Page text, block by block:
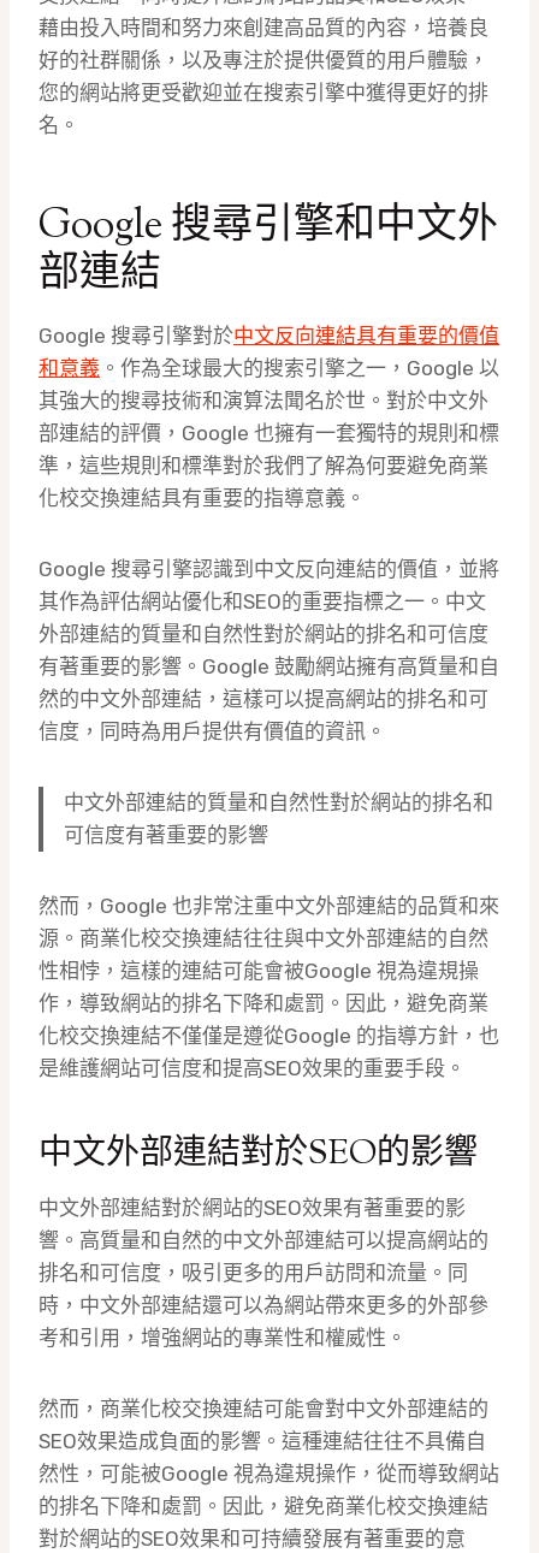
藉由投入時間和努力來創建高品質的內容，培養良
好的社群關係，以及專注於提供優質的用戶體驗，
您的網站將更受歡迎並在搜索引擎中獲得更好的排
名。
Google 搜尋引擎和中文外
部連結
Google 搜尋引擎對於中文反向連結具有重要的價值
和意義 。作為全球最大的搜索引擎之一，Google 以
其強大的搜尋技術和演算法聞名於世。對於中文外
部連結的評價，Google 也擁有一套獨特的規則和標
準，這些規則和標準對於我們了解為何要避免商業
化校交換連結具有重要的指導意義。
Google 搜尋引擎認識到中文反向連結的價值，並將
其作為評估網站優化和SEO的重要指標之一。中文
外部連結的質量和自然性對於網站的排名和可信度
有著重要的影響。Google 鼓勵網站擁有高質量和自
然的中文外部連結，這樣可以提高網站的排名和可
信度，同時為用戶提供有價值的資訊。
中文外部連結的質量和自然性對於網站的排名和
可信度有著重要的影響
然而，Google 也非常注重中文外部連結的品質和來
源。商業化校交換連結往往與中文外部連結的自然
性相悖，這樣的連結可能會被Google 視為違規操
作，導致網站的排名下降和處罰。因此，避免商業
化校交換連結不僅僅是遵從Google 的指導方針，也
是維護網站可信度和提高SEO效果的重要手段。
中文外部連結對於SEO的影響
中文外部連結對於網站的SEO效果有著重要的影
響。高質量和自然的中文外部連結可以提高網站的
排名和可信度，吸引更多的用戶訪問和流量。同
時，中文外部連結還可以為網站帶來更多的外部參
考和引用，增強網站的專業性和權威性。
然而，商業化校交換連結可能會對中文外部連結的
SEO效果造成負面的影響。這種連結往往不具備自
然性，可能被Google 視為違規操作，從而導致網站
的排名下降和處罰。因此，避免商業化校交換連結
對於網站的SEO效果和可持續發展有著重要的意